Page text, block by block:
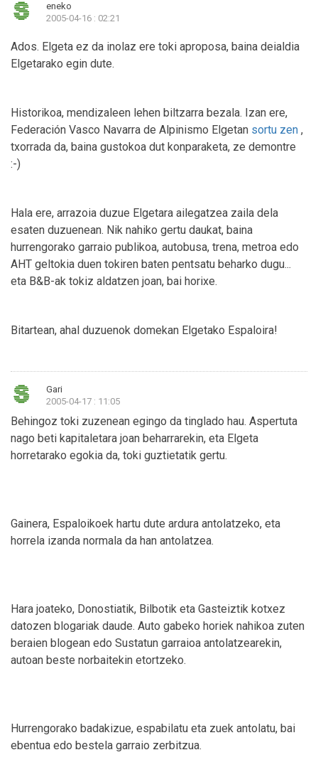
eneko
2005-04-16 : 02:21
Ados. Elgeta ez da inolaz ere toki aproposa, baina deialdia
Elgetarako egin dute.
Historikoa, mendizaleen lehen biltzarra bezala. Izan ere,
Federación Vasco Navarra de Alpinismo Elgetan sortu zen ,
txorrada da, baina gustokoa dut konparaketa, ze demontre
:-)
Hala ere, arrazoia duzue Elgetara ailegatzea zaila dela
esaten duzuenean. Nik nahiko gertu daukat, baina
hurrengorako garraio publikoa, autobusa, trena, metroa edo
AHT geltokia duen tokiren baten pentsatu beharko dugu...
eta B&B-ak tokiz aldatzen joan, bai horixe.
Bitartean, ahal duzuenok domekan Elgetako Espaloira!
Gari
2005-04-17 : 11:05
Behingoz toki zuzenean egingo da tinglado hau. Aspertuta
nago beti kapitaletara joan beharrarekin, eta Elgeta
horretarako egokia da, toki guztietatik gertu.
Gainera, Espaloikoek hartu dute ardura antolatzeko, eta
horrela izanda normala da han antolatzea.
Hara joateko, Donostiatik, Bilbotik eta Gasteiztik kotxez
datozen blogariak daude. Auto gabeko horiek nahikoa zuten
beraien blogean edo Sustatun garraioa antolatzearekin,
autoan beste norbaitekin etortzeko.
Hurrengorako badakizue, espabilatu eta zuek antolatu, bai
ebentua edo bestela garraio zerbitzua.